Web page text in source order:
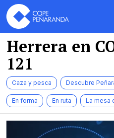
Herrera en
121
Caza y pesca Descubre
En forma En ruta La mesa